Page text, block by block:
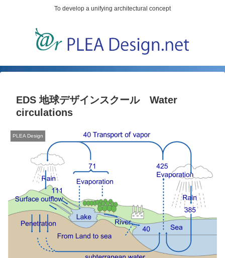
To develop a unifying architectural concept
EDS 地球デザインスクール Water
circulations
PLEA Design